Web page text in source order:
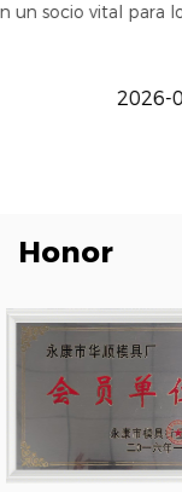
molde
Leer
Honor